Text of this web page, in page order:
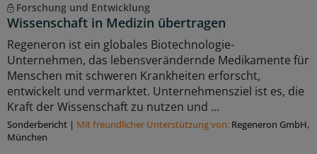
Forschung und Entwicklung
Wissenschaft in Medizin übertragen
Regeneron ist ein globales Biotechnologie-
Unternehmen, das lebensverändernde Medikamente für
Menschen mit schweren Krankheiten erforscht,
entwickelt und vermarktet. Unternehmensziel ist es, die
Kraft der Wissenschaft zu nutzen und ...
Sonderbericht | Mit freundlicher Unterstützung von: Regeneron GmbH,
München